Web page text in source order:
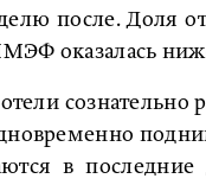
после. Доля
оказалась
отели
в